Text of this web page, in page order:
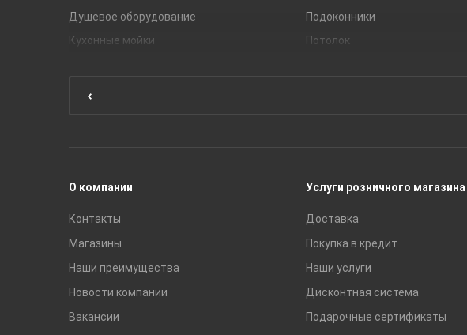
Душевое оборудование
Кухонные мойки
Подоконники
Потолок
О компании
Контакты
Магазины
Наши преимущества
Новости компании
Вакансии
Услуги розничного магазина
Доставка
Покупка в кредит
Наши услуги
Дисконтная система
Подарочные сертификаты